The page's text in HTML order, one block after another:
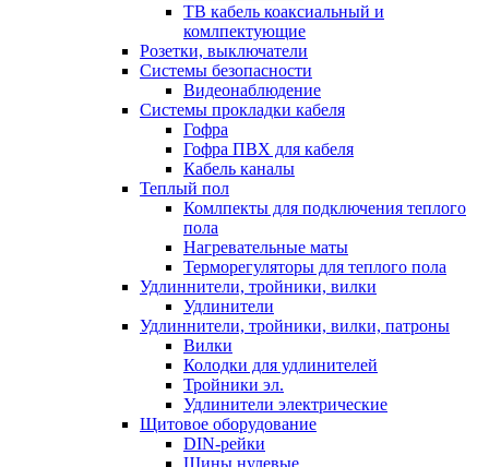
ТВ кабель коаксиальный и
комлпектующие
Розетки, выключатели
Системы безопасности
Видеонаблюдение
Системы прокладки кабеля
Гофра
Гофра ПВХ для кабеля
Кабель каналы
Теплый пол
Комлпекты для подключения теплого
пола
Нагревательные маты
Терморегуляторы для теплого пола
Удлиннители, тройники, вилки
Удлинители
Удлиннители, тройники, вилки, патроны
Вилки
Колодки для удлинителей
Тройники эл.
Удлинители электрические
Щитовое оборудование
DIN-рейки
Шины нулевые